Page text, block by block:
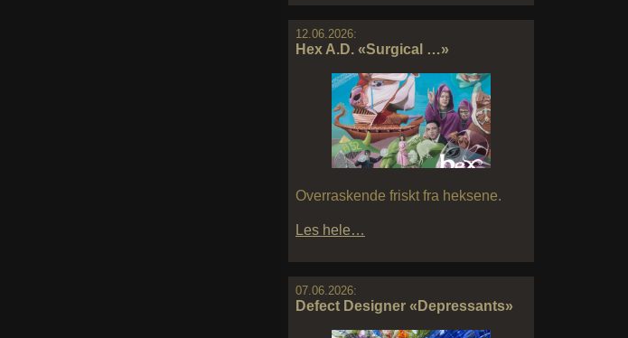
12.06.2026:
Hex A.D. «Surgical …»
Overraskende friskt fra heksene.
Les hele…
07.06.2026:
Defect Designer «Depressants»